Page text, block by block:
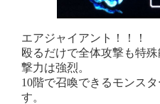
エアジャイアント！！！
殴るだけで全体攻撃も特
撃力は強烈。
10階で召喚できるモンス
す。